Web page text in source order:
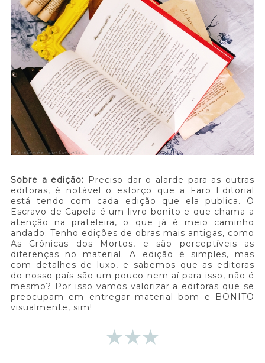
Sobre a edição: Preciso dar o alarde para as outras
editoras, é notável o esforço que a Faro Editorial
está tendo com cada edição que ela publica. O
Escravo de Capela é um livro bonito e que chama a
atenção na prateleira, o que já é meio caminho
andado. Tenho edições de obras mais antigas, como
As Crônicas dos Mortos, e são perceptíveis as
diferenças no material. A edição é simples, mas
com detalhes de luxo, e sabemos que as editoras
do nosso país são um pouco nem aí para isso, não é
mesmo? Por isso vamos valorizar a editoras que se
preocupam em entregar material bom e BONITO
visualmente, sim!